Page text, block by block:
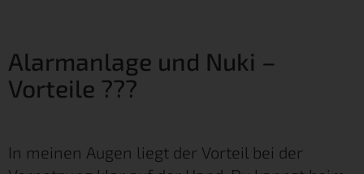
Alarmanlage und Nuki –
Vorteile ???
In meinen Augen liegt der Vorteil bei der